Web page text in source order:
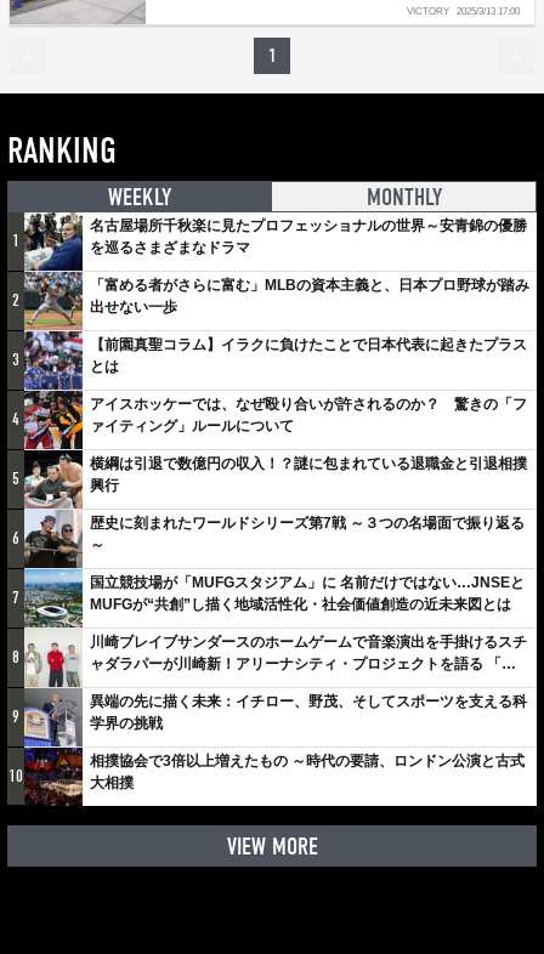
VICTORY 2025/3/13 17:00
1
RANKING
WEEKLY MONTHLY
1
名古屋場所千秋楽に見たプロフェッショナルの世界～安青錦の優勝
を巡るさまざまなドラマ
2
「富める者がさらに富む」MLBの資本主義と、日本プロ野球が踏み
出せない一歩
3
【前園真聖コラム】イラクに負けたことで日本代表に起きたプラス
とは
4
アイスホッケーでは、なぜ殴り合いが許されるのか？ 驚きの「フ
ァイティング」ルールについて
5
横綱は引退で数億円の収入！？謎に包まれている退職金と引退相撲
興行
6
歴史に刻まれたワールドシリーズ第7戦 ～３つの名場面で振り返る
～
7
国立競技場が「MUFGスタジアム」に 名前だけではない…JNSEと
MUFGが“共創”し描く地域活性化・社会価値創造の近未来図とは
8
川崎ブレイブサンダースのホームゲームで音楽演出を手掛けるスチ
ャダラパーが川崎新！アリーナシティ・プロジェクトを語る 「楽
しみでしかないでしょ。川崎は、ずっと成長曲線だから」
9
異端の先に描く未来：イチロー、野茂、そしてスポーツを支える科
学界の挑戦
10
相撲協会で3倍以上増えたもの ～時代の要請、ロンドン公演と古式
大相撲
VIEW MORE